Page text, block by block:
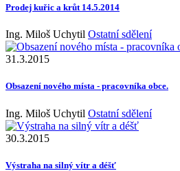
Prodej kuřic a krůt 14.5.2014
Ing. Miloš Uchytil Ostatní sdělení
31.3.2015
Obsazení nového místa - pracovníka obce.
Ing. Miloš Uchytil Ostatní sdělení
30.3.2015
Výstraha na silný vítr a déšť